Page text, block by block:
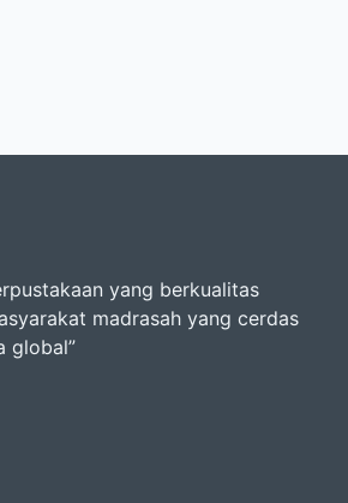
yang berkualitas
madrasah yang cerdas
global”